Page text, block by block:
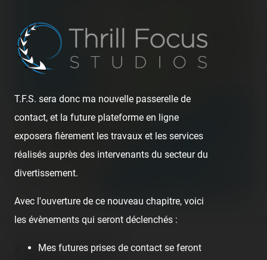
300 km
200 mi
OpenStreetMap contributors
About the author
T.F.S. sera donc ma nouvelle passerelle de
contact, et la future plateforme en ligne
exposera fièrement les travaux et les services
réalisés auprès des intervenants du secteur du
divertissement.
Avec l'ouverture de ce nouveau chapitre, voici
les évènements qui seront déclenchés :
Mes futures prises de contact se feront